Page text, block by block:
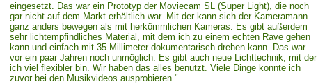
eingesetzt. Das war ein Prototyp der Moviecam SL (Super Light), die noch
gar nicht auf dem Markt erhältlich war. Mit der kann sich der Kameramann
ganz anders bewegen als mit herkömmlichen Kameras. Es gibt außerdem
sehr lichtempfindliches Material, mit dem ich zu einem echten Rave gehen
kann und einfach mit 35 Millimeter dokumentarisch drehen kann. Das war
vor ein paar Jahren noch unmöglich. Es gibt auch neue Lichttechnik, mit der
ich viel flexibler bin. Wir haben das alles benutzt. Viele Dinge konnte ich
zuvor bei den Musikvideos ausprobieren."